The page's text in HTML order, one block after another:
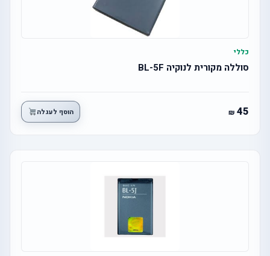
כללי
סוללה מקורית לנוקיה BL-5F
45 הוסף לעגלה